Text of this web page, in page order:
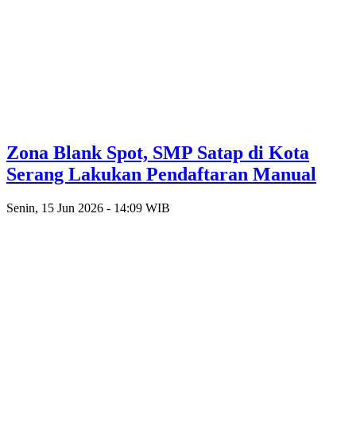
Zona Blank Spot, SMP Satap di Kota
Serang Lakukan Pendaftaran Manual
Senin, 15 Jun 2026 - 14:09 WIB